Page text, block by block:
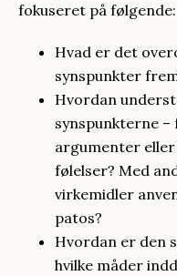
fokuseret på følgende:
Hvad er det
synspunkter
Hvordan
synspunkterne –
argumenter
følelser? Med
virkemidler
patos?
Hvordan er den
hvilke måder